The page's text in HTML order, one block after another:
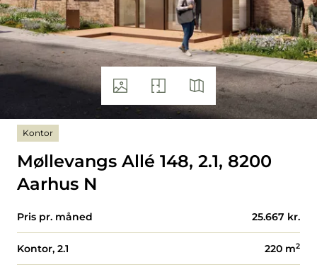
Kontor
Møllevangs Allé 148, 2.1, 8200
Aarhus N
Pris pr. måned 25.667 kr.
Kontor, 2.1 220 m2